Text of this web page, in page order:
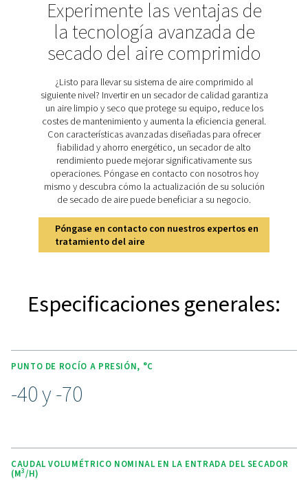
La gama PH 760-3390 HE mejora esta tecnología con
avanzado que garantiza un flujo de aire uniforme,
caída de presión y mantiene los puntos de rocío a
estables. Optimizando la eficiencia y la vida útil del
estos secadores suministran aire seco de forma
reducen las necesidades de mantenimiento y
rendimiento fiable para aplicaciones industriales
requieren un control de la humedad.
Descubra las
clave del PH 760-3390
rendimiento, fiabilidad y eficiencia excepcionales.
secadores sin regeneración térmica proporcionan un
Diseñados con depósitos revestidos resistentes,
presiones de hasta 9 barg (estándar) o 14,5 barg
alta presión). Las características clave incluyen
silenciadores abiertos y depósitos de gran tamaño
controlador DC1, el avanzado controlador Purelogic